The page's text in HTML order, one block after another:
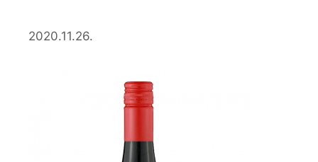
2020.11.26.